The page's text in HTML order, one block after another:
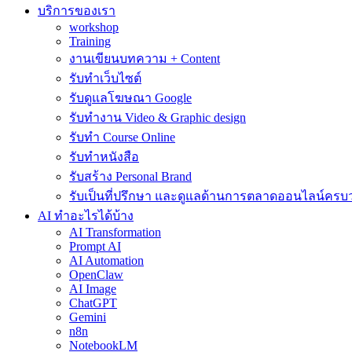
บริการของเรา
workshop
Training
งานเขียนบทความ + Content
รับทำเว็บไซต์
รับดูแลโฆษณา Google
รับทำงาน Video & Graphic design
รับทำ Course Online
รับทำหนังสือ
รับสร้าง Personal Brand
รับเป็นที่ปรึกษา และดูแลด้านการตลาดออนไลน์ครบ
AI ทำอะไรได้บ้าง
AI Transformation
Prompt AI
AI Automation
OpenClaw
AI Image
ChatGPT
Gemini
n8n
NotebookLM